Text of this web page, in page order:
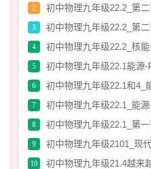
PPT课件
2 初中物理九年级22.2_第
3
初中物理九年级22.2_第
件
4 初中物理九年级22.2_核
5 初中物理九年级22.1能源-
6
初中物理九年级22.1和4_
用-PPT课件
7 初中物理九年级22.1_能
8 初中物理九年级22.1_第
9
初中物理九年级2101_现
课件
10
初中物理九年级21.4越来